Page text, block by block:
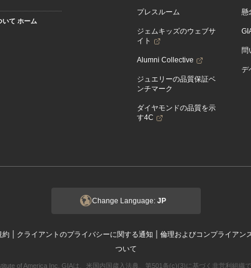
いて ホーム
プレスルーム
ジェムキッズのウェブサ
イト
Alumni Collective
ジュエリーの品質保証ベ
ンチマーク
ダイヤモンドの品質を示
す4C
懸
問
デ
Change Language: JP
約 | クライアントのプライバシーに関する通知 | 倫理およびコンプライアン
ついて
of America Inc. GIAは、米国内国歳入法典、第501条(c)(3)に基づく非営利組織で